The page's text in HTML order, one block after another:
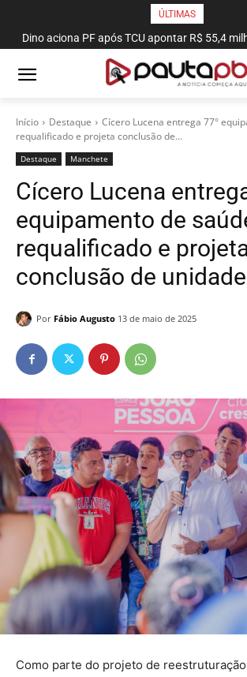
ÚLTIMAS
Dino aciona PF após TCU apontar R$ 55,4
suspeitas
Início Destaque
Cícero Lucena entrega 77°
requalificado e projeta conclusão de...
Destaque Manchete
Cícero Lucena
equipamento de
requalificado e
conclusão de
Por Fábio Augusto 13 de maio de 2025
Como parte do projeto de